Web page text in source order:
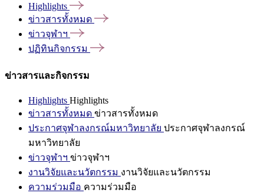
Highlights
ข่าวสารทั้งหมด
ข่าวจุฬาฯ
ปฏิทินกิจกรรม
ข่าวสารและกิจกรรม
Highlights Highlights
ข่าวสารทั้งหมด ข่าวสารทั้งหมด
ประกาศจุฬาลงกรณ์มหาวิทยาลัย ประกาศจุฬาลงกรณ์
มหาวิทยาลัย
ข่าวจุฬาฯ ข่าวจุฬาฯ
งานวิจัยและนวัตกรรม งานวิจัยและนวัตกรรม
ความร่วมมือ ความร่วมมือ